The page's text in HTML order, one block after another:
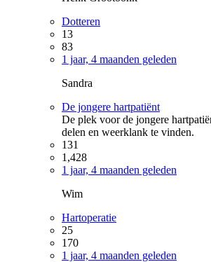
Dotteren
13
83
1 jaar, 4 maanden geleden
Sandra
De jongere hartpatiënt
De plek voor de jongere
delen en weerklank te vinden.
131
1,428
1 jaar, 4 maanden geleden
Wim
Hartoperatie
25
170
1 jaar, 4 maanden geleden